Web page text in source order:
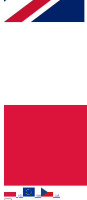
pln eur czk